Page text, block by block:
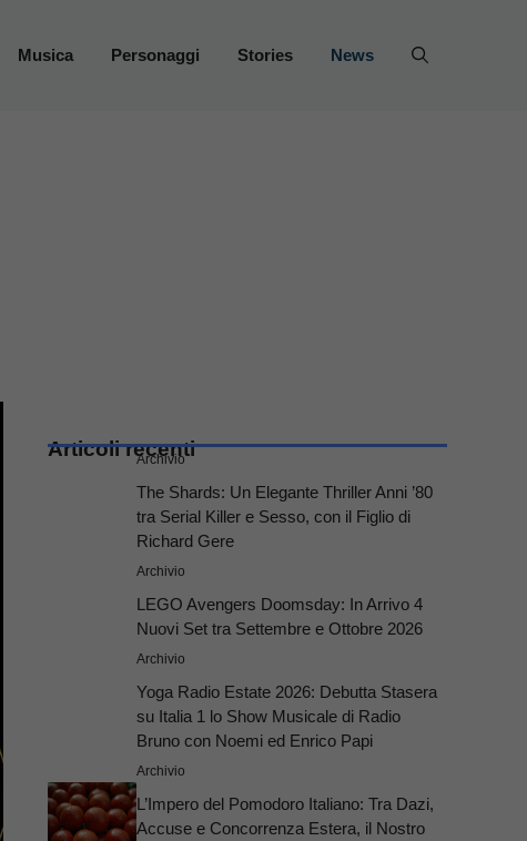
Musica Personaggi Stories News
Articoli recenti
Archivio
The Shards: Un Elegante Thriller Anni ’80
tra Serial Killer e Sesso, con il Figlio di
Richard Gere
Archivio
LEGO Avengers Doomsday: In Arrivo 4
Nuovi Set tra Settembre e Ottobre 2026
Archivio
Yoga Radio Estate 2026: Debutta Stasera
su Italia 1 lo Show Musicale di Radio
Bruno con Noemi ed Enrico Papi
Archivio
L’Impero del Pomodoro Italiano: Tra Dazi,
Accuse e Concorrenza Estera, il Nostro